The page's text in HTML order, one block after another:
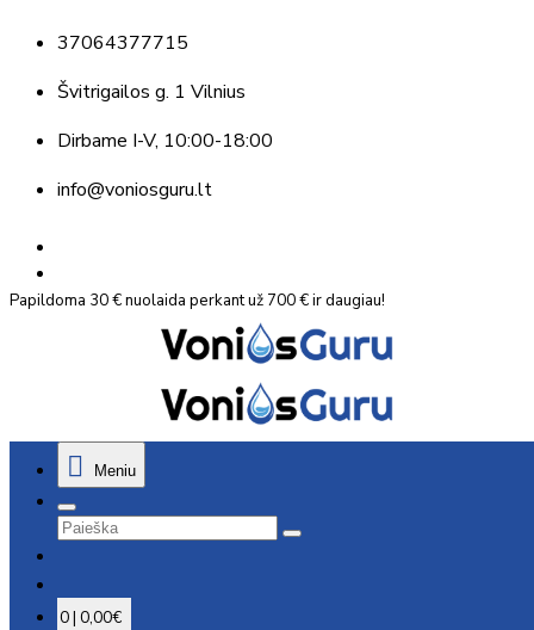
37064377715
Švitrigailos g. 1 Vilnius
Dirbame I-V, 10:00-18:00
info@voniosguru.lt
Papildoma 30 € nuolaida perkant už 700 € ir daugiau!
Meniu
0 | 0,00€